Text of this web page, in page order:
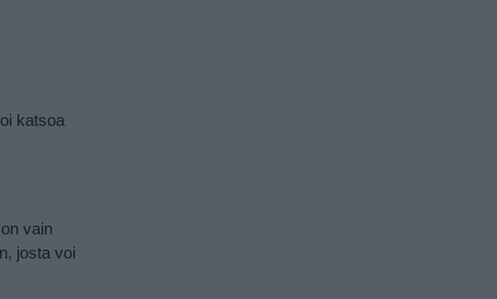
katsoa
vain
josta voi